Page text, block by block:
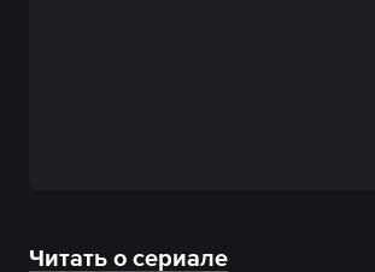
Читать о сериале